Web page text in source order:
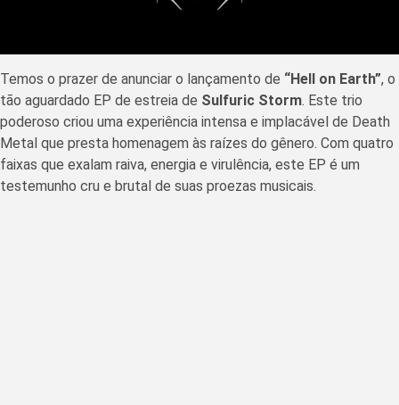
Temos o prazer de anunciar o lançamento de “Hell on Earth”, o
tão aguardado EP de estreia de Sulfuric Storm. Este trio
poderoso criou uma experiência intensa e implacável de Death
Metal que presta homenagem às raízes do gênero. Com quatro
faixas que exalam raiva, energia e virulência, este EP é um
testemunho cru e brutal de suas proezas musicais.